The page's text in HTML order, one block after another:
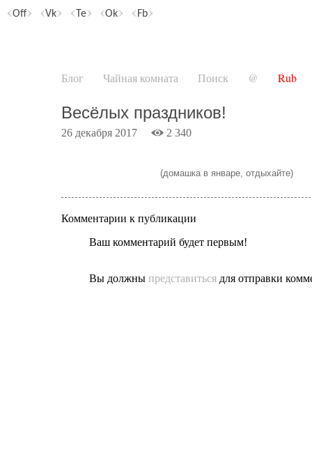
Off Vk Te Ok Fb
Блог Чайная комната Поиск @ Rub
Весёлых праздников!
26 декабря 2017 2 340
(домашка в январе, отдыхайте)
Комментарии к публикации
Ваш комментарий будет первым!
Вы должны представиться для отправки